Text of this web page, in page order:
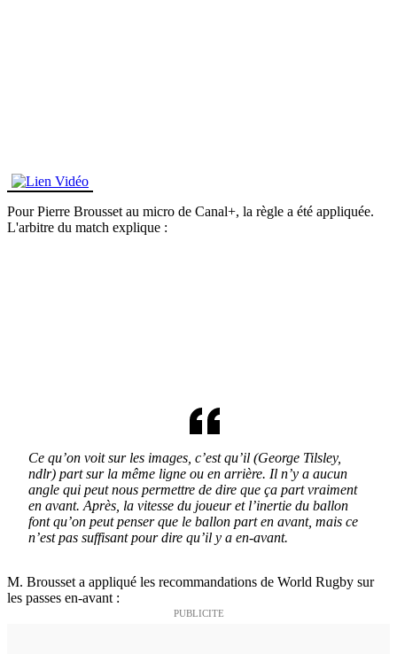
Pour Pierre Brousset au micro de Canal+, la règle a été appliquée.
L'arbitre du match explique :
Ce qu’on voit sur les images, c’est qu’il (George Tilsley,
ndlr) part sur la même ligne ou en arrière. Il n’y a aucun
angle qui peut nous permettre de dire que ça part vraiment
en avant. Après, la vitesse du joueur et l’inertie du ballon
font qu’on peut penser que le ballon part en avant, mais ce
n’est pas suffisant pour dire qu’il y a en-avant.
M. Brousset a appliqué les recommandations de World Rugby sur
les passes en-avant :